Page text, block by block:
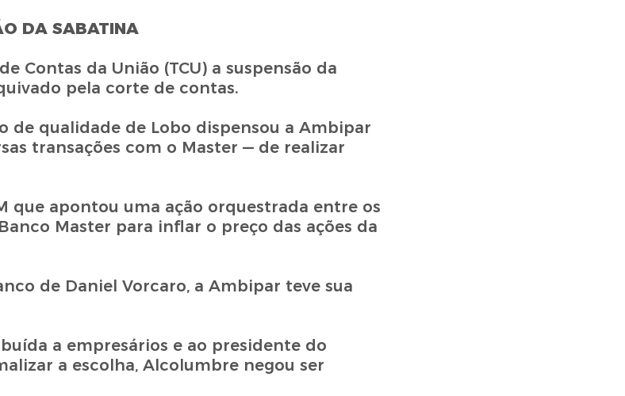
DA SABATINA
Contas da União (TCU) a suspensão da
pela corte de contas.
de qualidade de Lobo dispensou a Ambipar
transações com o Master — de realizar
que apontou uma ação orquestrada entre os
Master para inflar o preço das ações da
de Daniel Vorcaro, a Ambipar teve sua
a empresários e ao presidente do
a escolha, Alcolumbre negou ser